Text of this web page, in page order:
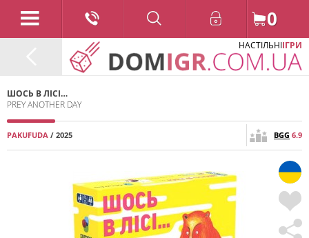
0
НАСТІЛЬНІІГРИ
ШОСЬ В ЛІСІ…
PREY ANOTHER DAY
PAKUFUDA / 2025 BGG 6.9